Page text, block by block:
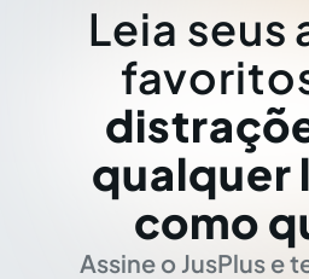
Leia seus
qualquer
como
Assine o JusPlus e